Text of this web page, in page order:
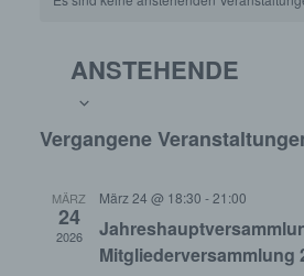
ANSTEHENDE
Vergangene
MÄRZ
24
2026
März 24 @ 18:30 -21:00
Mitgliederversammlung